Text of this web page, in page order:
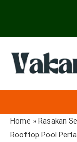
Home » Rasakan
Rooftop Pool